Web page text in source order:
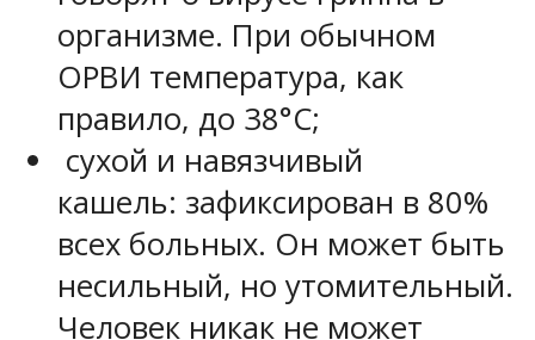
организме. При обычном
ОРВИ температура, как
правило, до 38°С;
сухой и навязчивый
кашель: зафиксирован в 80%
всех больных. Он может быть
несильный, но утомительный.
Человек никак не может